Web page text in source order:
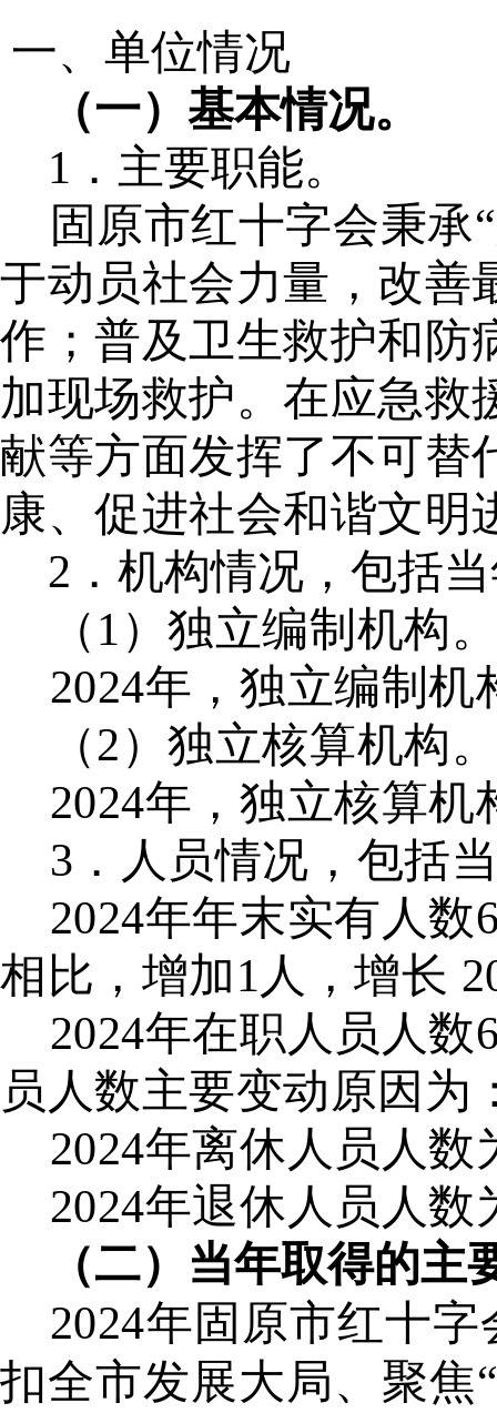
一、单位情况
（一）基本情况。
1．主要职能。
固原市红十字会秉承
于动员社会力量，改善
作；普及卫生救护和防
加现场救护。在应急救
献等方面发挥了不可替
康、促进社会和谐文明
2．机构情况，包括
（1）独立编制机构
2024年，独立编制
（2）独立核算机构
2024年，独立核算
3．人员情况，包括
2024年年末实有人
相比，增加1人，增长
2024年在职人员人
员人数主要变动原因为
2024年离休人员人
2024年退休人员人
（二）当年取得的主
2024年固原市红十字
扣全市发展大局、 聚焦“